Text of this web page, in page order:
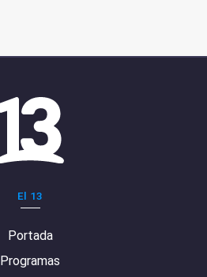
El 13
Portada
Programas